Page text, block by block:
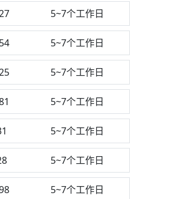
5~7个工作日
5~7个工作日
5~7个工作日
5~7个工作日
5~7个工作日
5~7个工作日
5~7个工作日